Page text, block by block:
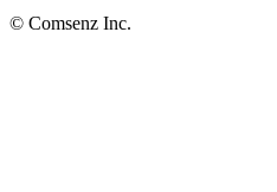
© Comsenz Inc.